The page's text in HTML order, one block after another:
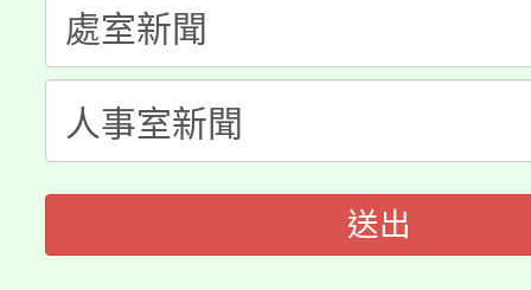
半價優惠，詳情可洽有
者。
份教師增能研習
大溪自造教育及科技中
份教師研習
淨零綠生活教案入校路
會
送出